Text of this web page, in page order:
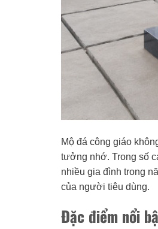
Mộ đá công giáo
tưởng nhớ. Trong số
nhiều gia đình trong
của người tiêu dùng.
Đặc điểm nổi